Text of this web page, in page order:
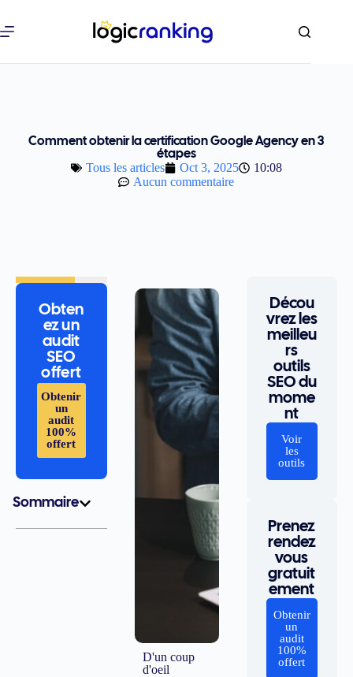
Comment obtenir la certification Google Agency en 3
étapes
Tous les articles Oct 3, 2025
10:08
Aucun commentaire
Obten
ez un
audit
SEO
offert
Obtenir
un
audit
100%
offert
Sommaire
D'un coup
d'oeil
Décou
vrez les
meilleu
rs
outils
SEO du
mome
nt
Voir
les
outils
Prenez
rendez
vous
gratuit
ement
Obtenir
un
audit
100%
offert